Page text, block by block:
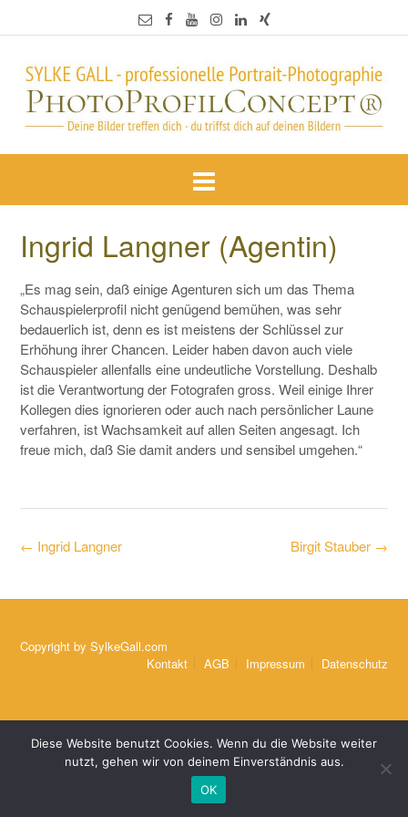
Ingrid Langner (Agentin)
„Es mag sein, daß einige Agenturen sich um das Thema
Schauspielerprofil nicht genügend bemühen, was sehr
bedauerlich ist, denn es ist meistens der Schlüssel zur
Erhöhung ihrer Chancen. Leider haben davon auch viele
Schauspieler allenfalls eine undeutliche Vorstellung. Deshalb
ist die Verantwortung der Fotografen gross. Weil einige Ihrer
Kollegen dies ignorieren oder auch nach persönlicher Laune
verfahren, ist Wachsamkeit auf allen Seiten angesagt. Ich
freue mich, daß Sie damit anders und sensibel umgehen.“
Post Birgit Stauber →
← Ingrid Langner
Copyright by SylkeGall.com
Kontakt
AGB Impressum Datenschutz
Diese Website benutzt Cookies. Wenn du die Website weiter
nutzt, gehen wir von deinem Einverständnis aus.
OK